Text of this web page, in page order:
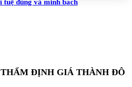
đúng và minh bạch
THẨM ĐỊNH GIÁ THÀNH ĐÔ